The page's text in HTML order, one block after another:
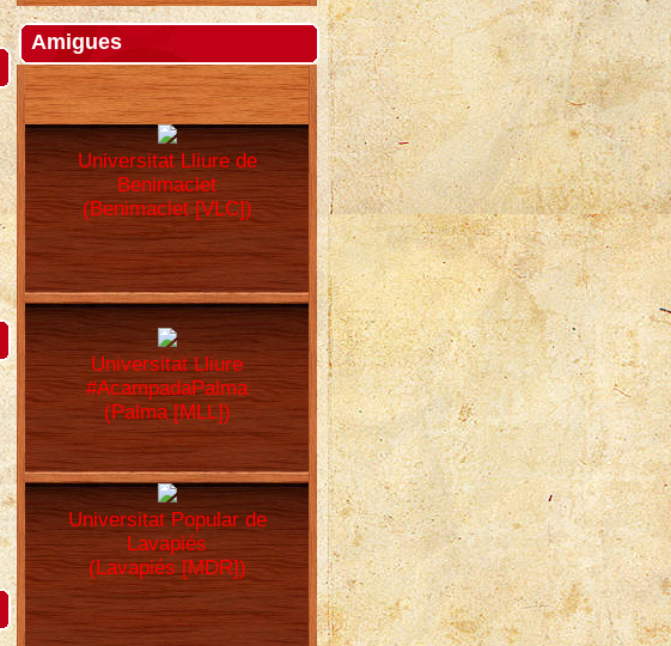
Amigues
Universitat Lliure de
Benimaclet
(Benimaclet [VLC])
Universitat Lliure
#AcampadaPalma
(Palma [MLL])
Universitat Popular de
Lavapiés
(Lavapiés [MDR])